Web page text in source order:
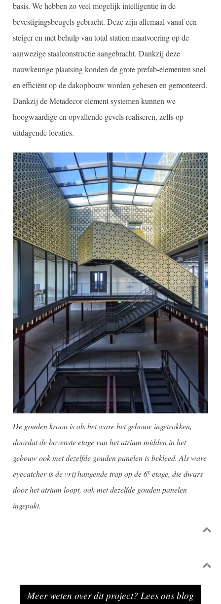
basis. We hebben zo veel mogelijk intelligentie in de
bevestigingsbeugels gebracht. Deze zijn allemaal vanaf een
steiger en met behulp van total station maatvoering op de
aanwezige staalconstructie aangebracht. Dankzij deze
nauwkeurige plaatsing konden de grote prefab-elementen snel
en efficiënt op de dakopbouw worden gehesen en gemonteerd.
Dankzij de Metadecor element systemen kunnen we
hoogwaardige en opvallende gevels realiseren, zelfs op
uitdagende locaties.
De gouden kroon is als het ware het gebouw ingetrokken,
doordat de bovenste etage van het atrium midden in het
gebouw ook met dezelfde gouden panelen is bekleed. Als ware
eyecatcher is de vrij hangende trap op de 6eetage, die dwars
door het atrium loopt, ook met dezelfde gouden panelen
ingepakt.
Meer weten over dit project? Lees ons blog